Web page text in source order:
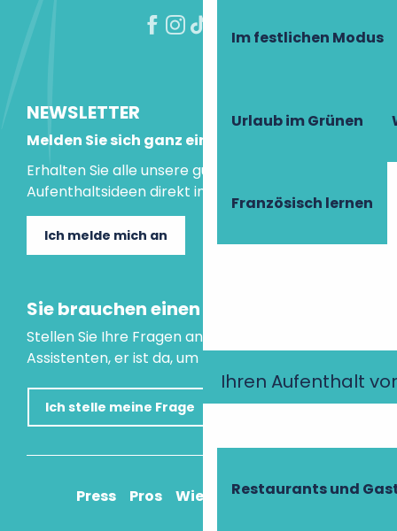
Im festlichen Modus
Urlaub im Grünen
Französisch lernen
Ihren Aufenthalt
Restaurants und
NEWSLETTER
Melden Sie sich ganz einfach an!
Erhalten Sie alle unsere guten Tipps und
Aufenthaltsideen direkt in Ihre Mailbox.
Ich melde mich an
Sie brauchen einen Rat?
Stellen Sie Ihre Fragen an unseren virtuellen
Assistenten, er ist da, um Ihnen zu helfen.
Ich stelle meine Frage
Press Pros Wie komme ich an?